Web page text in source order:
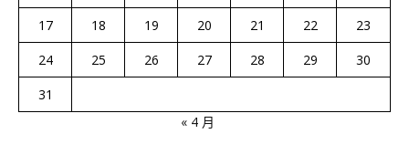
17
18 19 20 21 22
23
24
25 26 27 28 29
30
31
« 4 月